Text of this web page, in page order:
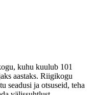
kuhu kuulub 101
aastaks. Riigikogu
seadusi ja otsuseid, teha